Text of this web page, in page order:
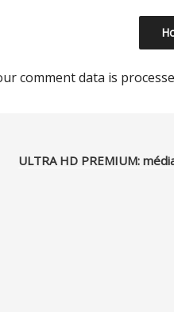
comment data is
ULTRA HD PREMIUM: